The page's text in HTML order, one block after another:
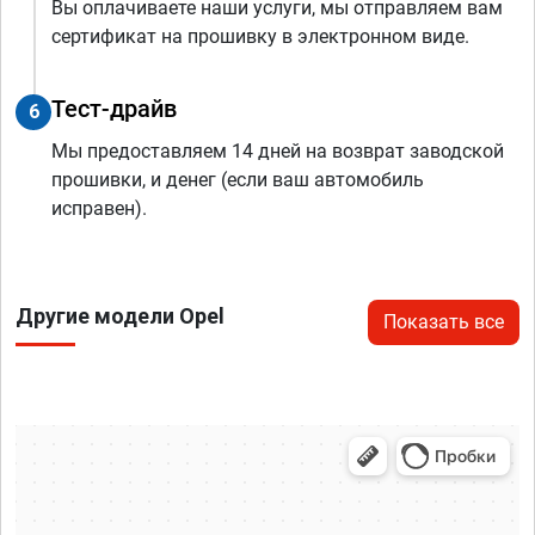
Вы оплачиваете наши услуги, мы отправляем вам
сертификат на прошивку в электронном виде.
6 Тест-драйв
Мы предоставляем 14 дней на возврат заводской
прошивки, и денег (если ваш автомобиль
исправен).
Другие модели Opel Показать все